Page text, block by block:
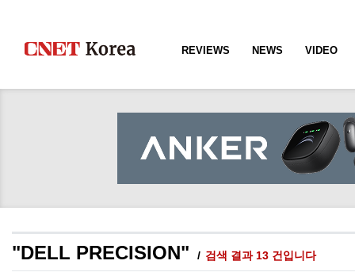
REVIEWS NEWS VIDEO
"DELL PRECISION" 검색 결과 13 건입니다